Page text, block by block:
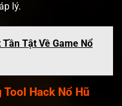
lý.
Tần Tật Về Game Nổ
Tool Hack Nổ Hũ